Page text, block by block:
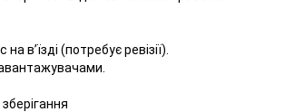
в’їзді (потребує ревізії).